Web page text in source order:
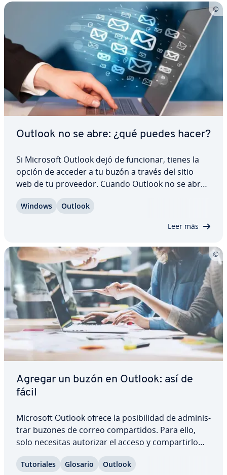
Outlook no se abre: ¿qué puedes hacer?
Si Microsoft Outlook dejó de funcionar, tienes la
opción de acceder a tu buzón a través del sitio
web de tu proveedor. Cuando Outlook no se abre,
ción de­fe­c­tuo­so, co­m­ple­me­n­tos obsoletos o un
Windows Outlook
Leer más
Agregar un buzón en Outlook: así de
fácil
Microsoft Outlook ofrece la po­si­bi­li­dad de ad­mi­ni­s­
trar buzones de correo co­m­pa­r­ti­dos. Para ello,
solo necesitas autorizar el acceso y co­m­pa­r­ti­r­lo
hayas au­to­ri­za­do podrán agregar el buzón a su
Tu­to­ria­les Glosario Outlook